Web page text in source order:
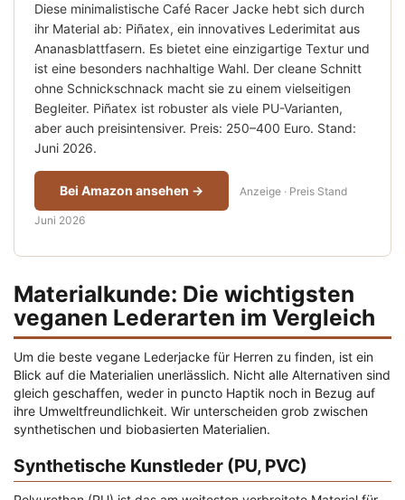
Diese minimalistische Café Racer Jacke hebt sich durch
ihr Material ab: Piñatex, ein innovatives Lederimitat aus
Ananasblattfasern. Es bietet eine einzigartige Textur und
ist eine besonders nachhaltige Wahl. Der cleane Schnitt
ohne Schnickschnack macht sie zu einem vielseitigen
Begleiter. Piñatex ist robuster als viele PU-Varianten,
aber auch preisintensiver. Preis: 250–400 Euro. Stand:
Juni 2026.
Bei Amazon ansehen → Anzeige · Preis Stand
Juni 2026
Materialkunde: Die wichtigsten
veganen Lederarten im Vergleich
Um die beste vegane Lederjacke für Herren zu finden, ist ein
Blick auf die Materialien unerlässlich. Nicht alle Alternativen sind
gleich geschaffen, weder in puncto Haptik noch in Bezug auf
ihre Umweltfreundlichkeit. Wir unterscheiden grob zwischen
synthetischen und biobasierten Materialien.
Synthetische Kunstleder (PU, PVC)